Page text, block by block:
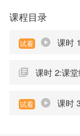
课程目录
试看 课时 1:钢的
课时 2:课
试看 课时 3:钢的